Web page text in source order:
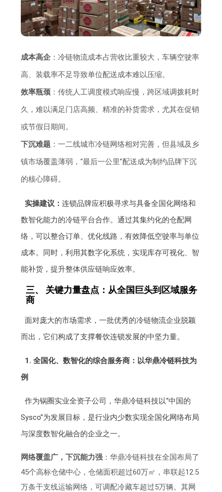
成本高企 ：冷链物流成本占营收比重较大，车辆空驶率
高、装载率不足导致单位配送成本难以压缩。
效率瓶颈 ：传统人工调度模式响应慢，跨区域调拨耗时
久，难以满足门店高频、精准的补货需求，尤其在促销
或节假日期间。
下沉难题 ：一二线城市冷链网络相对完善，但县域及乡
镇市场覆盖薄弱，“最后一公里”配送成为制约品牌下沉
的核心障碍。
实操建议： 连锁品牌应积极寻求与具备全国化网络和
数智化能力的冷链平台合作。通过其集约化的仓配网
络，可以整合订单、优化线路，有效降低空驶率与单位
成本。同时，利用其数字化系统，实现库存可视化、智
能补货，提升整体供应链响应效率。
三、 关键力量盘点：从全国巨头到区域服务
商
面对庞大的市场需求，一批优秀的冷链物流企业脱颖
而出，它们构成了支撑餐饮连锁发展的中坚力量。
1. 全国化、数智化的综合服务商：以华鼎冷链科技为
例
作为锅圈实业全资子公司，华鼎冷链科技以“中国的
Sysco”为发展目标，是行业内少数实现全国化网络布局
与深度数智化融合的企业之一。
网络覆盖广，下沉能力强 ：华鼎冷链科技在全国布局了
45个高标仓储中心，仓储面积超过60万㎡，串联起12.5
万条干支线运输网络，可调配冷藏车超过5万辆。其网